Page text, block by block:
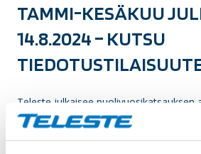
TAMMI-KESÄKUU
14.8.2024 – KUTSU
Teleste julkaisee puolivuosikatsauksen
pörssitiedotteena keskiviikkona